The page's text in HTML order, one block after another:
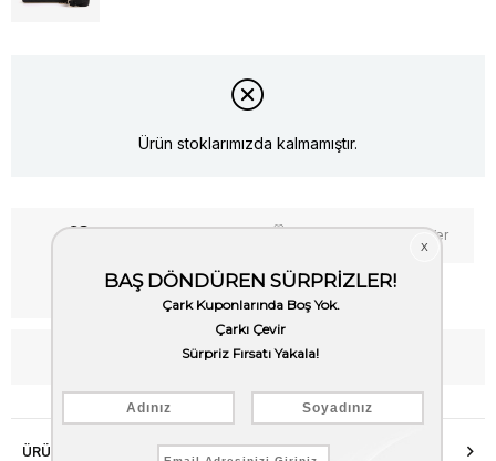
Ürün stoklarımızda kalmamıştır.
Fiyat Düşünce Haber Ver
Kargo Bedava
WhatsApp’tan Bilgi Al
ÜRÜN ÖZELLIKLERI